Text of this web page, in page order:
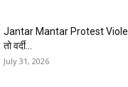
Jantar Mantar Protest
तो वर्दी...
July 31, 2026